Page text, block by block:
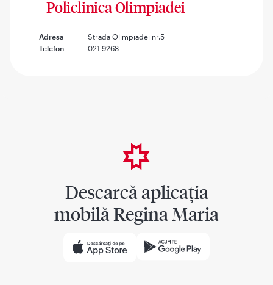
Policlinica Olimpiadei
Adresa
Strada Olimpiadei nr.5
Telefon
021 9268
Descarcă aplicația
mobilă Regina Maria